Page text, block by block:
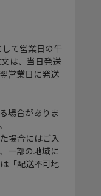
て営業日の午
は、当日発送
営業日に発送
場合がありま
場合にはご入
一部の地域に
「配送不可地